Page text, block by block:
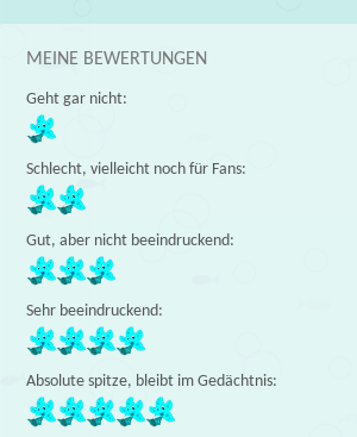
MEINE BEWERTUNGEN
Geht gar nicht:
Schlecht, vielleicht noch für Fans:
Gut, aber nicht beeindruckend:
Sehr beeindruckend:
Absolute spitze, bleibt im Gedächtnis: